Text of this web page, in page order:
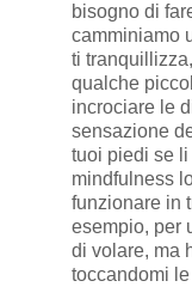
bisogno di
camminiamo
ti
qualche
incrociare le
sensazione
tuoi piedi se
mindfulness
funzionare in
esempio, per
di volare, ma
toccandomi